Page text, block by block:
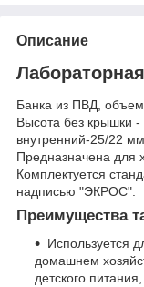
Описание
Банка из ПВД,
Высота без крышки
внутренний-25/22
Предназначена для
Комплектуется
надписью "ЭКРОС".
Преимущества
Используется
домашнем
детского